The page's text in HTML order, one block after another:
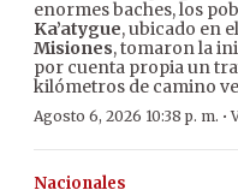
enormes baches, los
Ka’atygue, ubicado en
Misiones, tomaron la
por cuenta propia un
kilómetros de camino
Agosto 6, 2026 10:38 p. m. ·
Nacionales